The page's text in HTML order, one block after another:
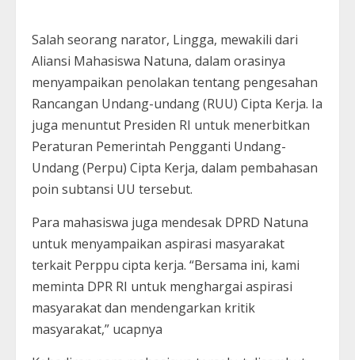
Salah seorang narator, Lingga, mewakili dari
Aliansi Mahasiswa Natuna, dalam orasinya
menyampaikan penolakan tentang pengesahan
Rancangan Undang-undang (RUU) Cipta Kerja. Ia
juga menuntut Presiden RI untuk menerbitkan
Peraturan Pemerintah Pengganti Undang-
Undang (Perpu) Cipta Kerja, dalam pembahasan
poin subtansi UU tersebut.
Para mahasiswa juga mendesak DPRD Natuna
untuk menyampaikan aspirasi masyarakat
terkait Perppu cipta kerja. “Bersama ini, kami
meminta DPR RI untuk menghargai aspirasi
masyarakat dan mendengarkan kritik
masyarakat,” ucapnya